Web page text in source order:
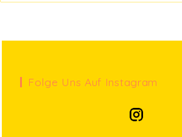
Folge Uns Auf Instagram